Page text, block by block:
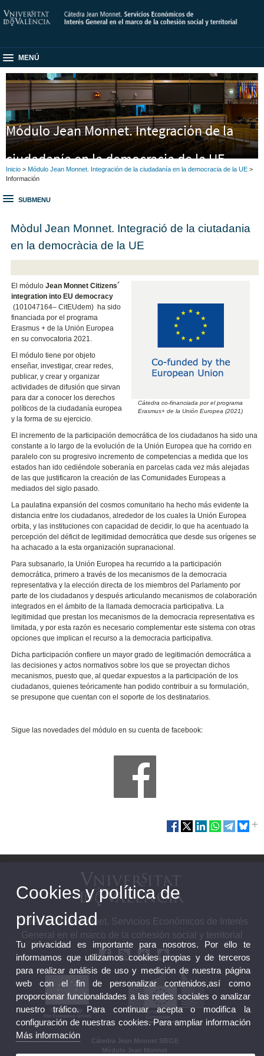
MENÚ
Módulo Jean Monnet. Integración de la
ciudadanía en la democracia de la UE
(101047164– CitEUdem)
Inicio > Módulo Jean Monnet. Integración de la ciudadanía en la democracia de la UE >
Información
SUBMENU
Mòdul Jean Monnet. Integració de la ciutadania
en la democràcia de la UE
Cátedra co-financiada por el programa
Erasmus+ de la Unión Europea (2021)
El móduloJean Monnet Citizens´
integration into EU democracy
(101047164– CitEUdem) ha sido
financiada por el programa
Erasmus + de la Unión Europea
en su convocatoria 2021.
El módulo tiene por objeto
enseñar, investigar, crear redes,
publicar, y crear y organizar
actividades de difusión que sirvan
para dar a conocer los derechos
políticos de la ciudadanía europea
y la forma de su ejercicio.
El incremento de la participación democrática de los ciudadanos ha sido una
constante a lo largo de la evolución de la Unión Europea que ha corrido en
paralelo con su progresivo incremento de competencias a medida que los
estados han ido cediéndole soberanía en parcelas cada vez más alejadas
de las que justificaron la creación de las Comunidades Europeas a
mediados del siglo pasado.
La paulatina expansión del cosmos comunitario ha hecho más evidente la
distancia entre los ciudadanos, alrededor de los cuales la Unión Europea
orbita, y las instituciones con capacidad de decidir, lo que ha acentuado la
percepción del déficit de legitimidad democrática que desde sus orígenes se
ha achacado a la esta organización supranacional.
Para subsanarlo, la Unión Europea ha recurrido a la participación
democrática, primero a través de los mecanismos de la democracia
representativa y la elección directa de los miembros del Parlamento por
parte de los ciudadanos y después articulando mecanismos de colaboración
integrados en el ámbito de la llamada democracia participativa. La
legitimidad que prestan los mecanismos de la democracia representativa es
limitada, y por esta razón es necesario complementar este sistema con otras
opciones que implican el recurso a la democracia participativa.
Dicha participación confiere un mayor grado de legitimación democrática a
las decisiones y actos normativos sobre los que se proyectan dichos
mecanismos, puesto que, al quedar expuestos a la participación de los
ciudadanos, quienes teóricamente han podido contribuir a su formulación,
se presupone que cuentan con el soporte de los destinatarios.
Sigue las novedades del módulo en su cuenta de facebook:
Cátedra Jean Monnet. Servicios Económicos de Interés
General en el marco de la cohesión social y territorial
Cátedra Jean Monnet SIEGE
Módulo Jean Monnet
Cookies y política de
privacidad
Tu privacidad es importante para nosotros. Por ello te
informamos que utilizamos cookies propias y de terceros
para realizar análisis de uso y medición de nuestra página
web con el fin de personalizar contenidos,así como
proporcionar funcionalidades a las redes sociales o analizar
nuestro tráfico. Para continuar acepta o modifica la
configuración de nuestras cookies. Para ampliar información
Más información